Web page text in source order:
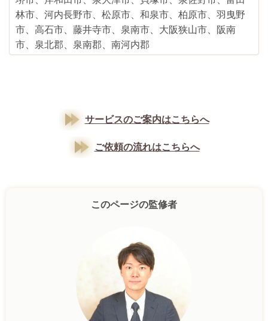
林市、河内長野市、松原市、和泉市、柏原市、羽曳野
市、高石市、藤井寺市、泉南市、大阪狭山市、阪南
市、泉北郡、泉南郡、南河内郡
サービスのご案内はこちらへ
ご依頼の流れはこちらへ
このページの監修者